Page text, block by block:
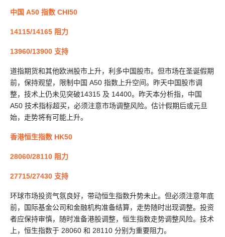
中国 A50 指数 CHI50
14115/14165 阻力
13960/13900 支持
道指期货和其他欧洲股市上升，利多中国股市。但市场在圣诞假期
前，保持观望，限制中国 A50 指数上升空间。昨天中国股市调
整，技术上仍未见突破14315 及 14400。昨天本分析指，中国
A50 技术指标超买，必须注意市场调整风险。估计假期后或元旦
始，走势将有可能上升。
香港恒生指数 HK50
28060/28110 阻力
27715/27430 支持
环球市场投资气氛良好，带动恒生指数升势未止。但必须注意年底
前，国际基金公司和金融机构准备结算，走势随时出现调整。投资
者应保持审慎，随时准备港股调整，恒生指数走势调整风险。技术
上，恒生指数于 28060 和 28110 分别为重要阻力。